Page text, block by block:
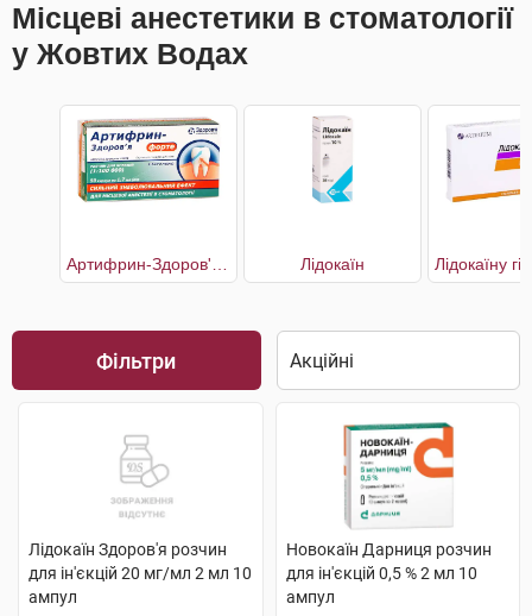
Місцеві анестетики в стоматології
у Жовтих Водах
Лідокаїн
Фільтри
Лідокаїн Здоров'я розчин
для ін'єкцій 20 мг/мл 2 мл 10
ампул
Новокаїн Дарниця розчин
для ін'єкцій 0,5 % 2 мл 10
ампул